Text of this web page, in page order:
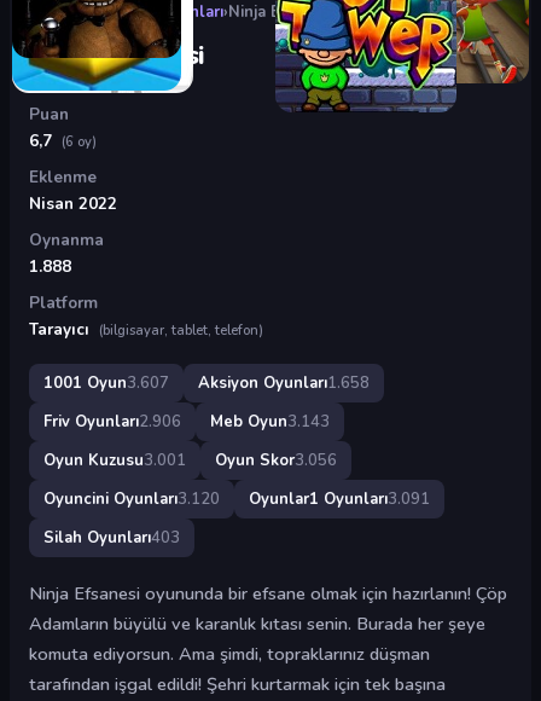
Oyunlar›Aksiyon Oyunları›Ninja Efsanesi
Ninja Efsanesi
Puan
6,7 (6 oy)
Eklenme
Nisan 2022
Oynanma
1.888
Platform
Tarayıcı
(bilgisayar, tablet, telefon)
1001 Oyun3.607 Aksiyon Oyunları1.658
Friv Oyunları2.906 Meb Oyun3.143
Oyun Kuzusu3.001 Oyun Skor3.056
Oyuncini Oyunları3.120 Oyunlar1 Oyunları3.091
Silah Oyunları403
Ninja Efsanesi oyununda bir efsane olmak için hazırlanın! Çöp
Adamların büyülü ve karanlık kıtası senin. Burada her şeye
komuta ediyorsun. Ama şimdi, topraklarınız düşman
tarafından işgal edildi! Şehri kurtarmak için tek başına